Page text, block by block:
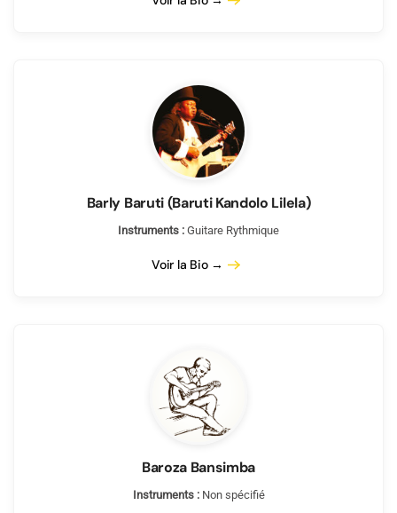
Barly Baruti (Baruti Kandolo Lilela)
Instruments : Guitare Rythmique
Voir la Bio →
Baroza Bansimba
Instruments :Non spécifié